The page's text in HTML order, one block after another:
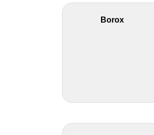
Borox